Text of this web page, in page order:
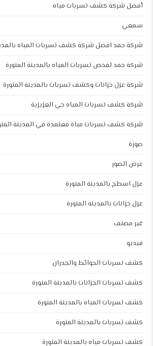
أفضل شركة كشف تسربات مياه
سمعي
شركة حمد افضل شركة كشف تسربات المياه
شركة حمد لفحص تسربات المياه بالمدينة المنورة
شركة عزل خزانات وكشف تسربات بالمدينة المنورة
شركة كشف تسربات المياه حي العزيزية
شركة كشف تسربات مياة معتمدة في المدينة
صورة
عرض الصور
عزل اسطح بالمدينة المنورة
عزل خزانات بالمدينة المنورة
غير مصنف
فيديو
كشف تسربات الحوائط والجدران
كشف تسربات الخزانات بالمدينة المنورة
كشف تسربات المياه بالمدينة المنورة
كشف تسربات بالمدينة المنورة
كشف تسربات مياه بالمدينة المنورة